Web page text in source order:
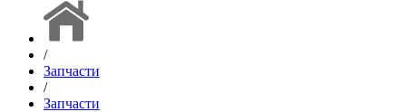
/
Запчасти
/
Запчасти